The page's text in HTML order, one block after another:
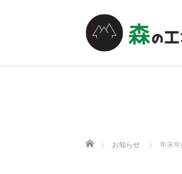
ホーム お知らせ 年末